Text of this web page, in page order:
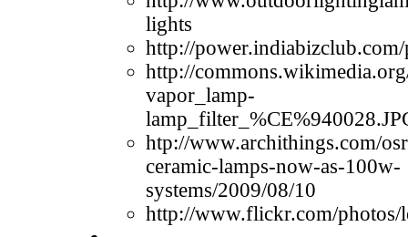
lights
http://
http://
vapor_lamp-
htp://www.archithings.com/
ceramic-lamps-now-as-100w-
systems/2009/08/10
http://www.flickr.com/photos/